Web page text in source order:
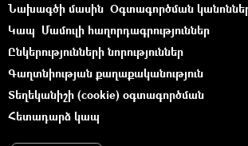
Նախագծի մասին Օգտագործման
Կապ Մամուլի հաղորդագրություններ
Ընկերությունների նորություններ
Գաղտնիության քաղաքականություն
Տեղեկանիշի (cookie) օգտագործման
Հետադարձ կապ